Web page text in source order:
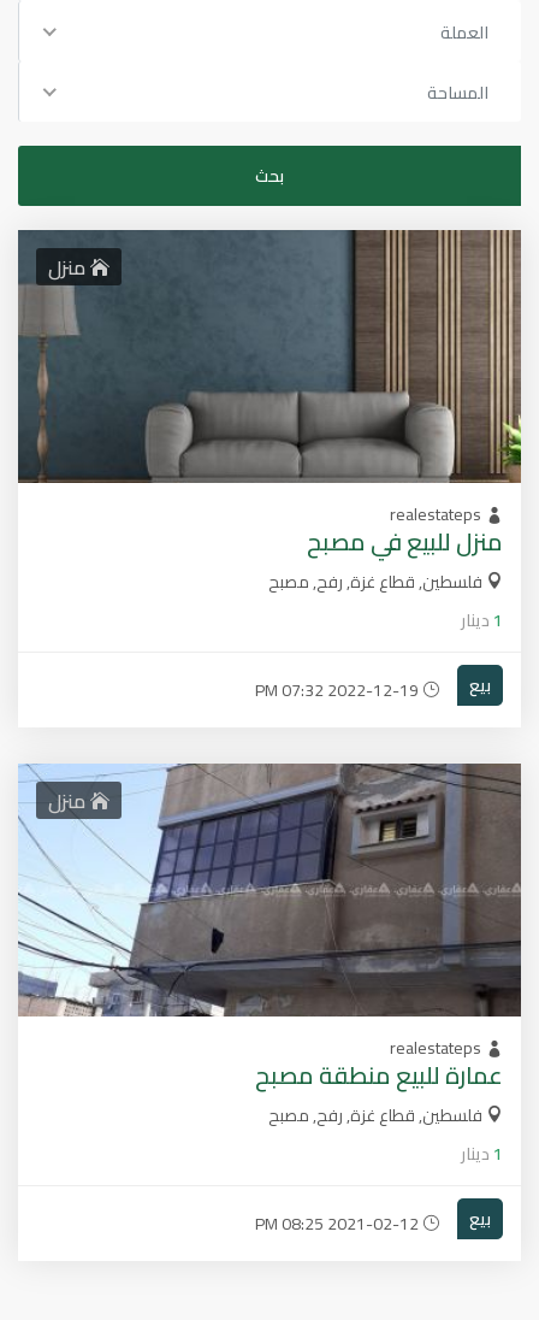
العملة
المساحة
منزل
realestateps
منزل للبيع في مصبح
فلسطين, قطاع غزة, رفح, مصبح
1دينار
بيع
منزل
realestateps
فلسطين, قطاع غزة, رفح, مصبح
1دينار
بيع